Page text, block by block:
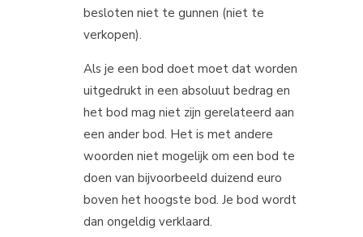
besloten niet te gunnen (niet te
verkopen).
Als je een bod doet moet dat worden
uitgedrukt in een absoluut bedrag en
het bod mag niet zijn gerelateerd aan
een ander bod. Het is met andere
woorden niet mogelijk om een bod te
doen van bijvoorbeeld duizend euro
boven het hoogste bod. Je bod wordt
dan ongeldig verklaard.